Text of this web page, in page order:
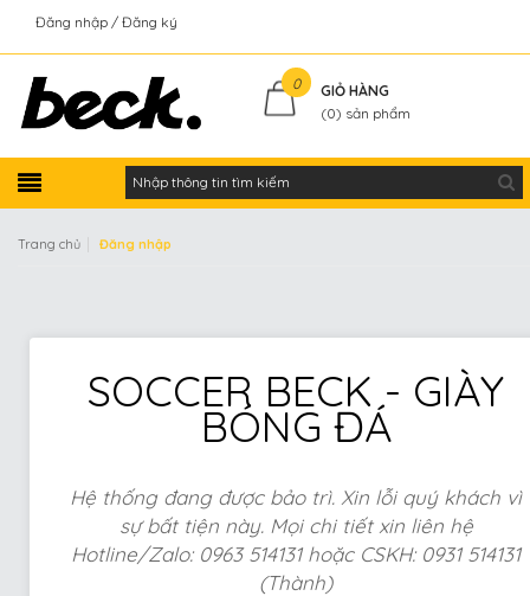
Đăng nhập Đăng ký
0
GIỎ HÀNG
(0) sản phẩm
Trang chủ Đăng nhập
SOCCER BECK - GIÀY
BÓNG ĐÁ
Hệ thống đang được bảo trì. Xin lỗi quý khách vì
sự bất tiện này. Mọi chi tiết xin liên hệ
Hotline/Zalo: 0963 514131 hoặc CSKH: 0931 514131
(Thành)